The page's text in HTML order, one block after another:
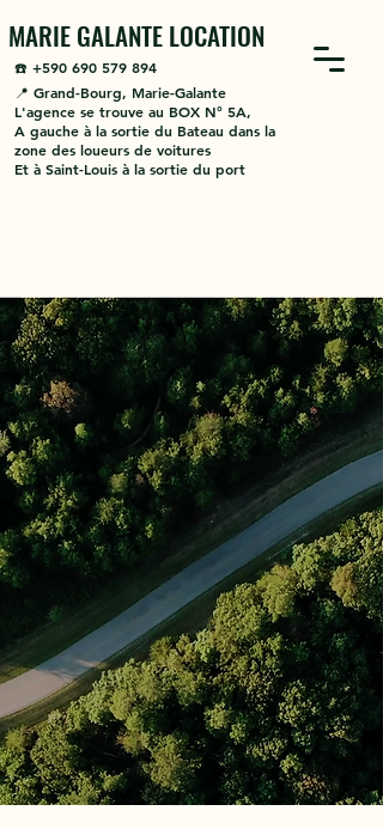
MARIE GALANTE LOCATION
☎️ +590 690 579 894
📍 Grand-Bourg, Marie-Galante
L'agence se trouve au BOX N° 5A,
A gauche à la sortie du Bateau dans la
zone des loueurs de voitures
Et à Saint-Louis à la sortie du port
MARIE-GALANTE LOCATION
Réservez votre voiture en toute
sérénité avec Marie-Galante Location.
Nous mettons à votre disposition une
large gamme de véhicules scooters,
quads et minibus à prix attractifs.
Réservez également votre voiture en
Guadeloupec'est possible.